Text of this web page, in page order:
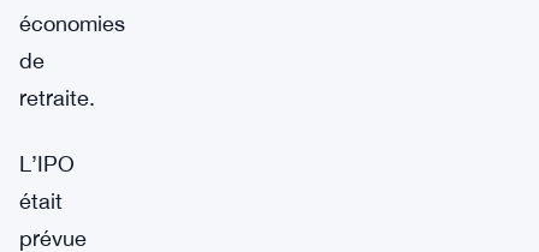
économies
de
retraite.
L’IPO
était
prévue